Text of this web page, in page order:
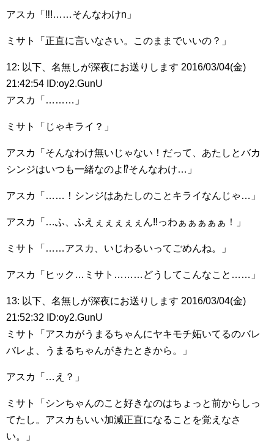
アスカ「‼︎!……そんなわけn」
ミサト「正直に言いなさい。このままでいいの？」
12: 以下、名無しが深夜にお送りします 2016/03/04(金)
21:42:54 ID:oy2.GunU
アスカ「………」
ミサト「じゃキライ？」
アスカ「そんなわけ無いじゃない！だって、あたしとバカ
シンジはいつも一緒なのよ⁉︎そんなわけ…」
アスカ「……！シンジはあたしのことキライなんじゃ…」
アスカ「…ふ、ふえぇぇぇぇぇん‼︎っわぁぁぁぁぁ！」
ミサト「……アスカ、いじわるいってごめんね。」
アスカ「ヒック…ミサト………どうしてこんなこと……」
13: 以下、名無しが深夜にお送りします 2016/03/04(金)
21:52:32 ID:oy2.GunU
ミサト「アスカがうまるちゃんにヤキモチ妬いてるのバレ
バレよ、うまるちゃんがきたときから。」
アスカ「…え？」
ミサト「シンちゃんのこと好きなのはちょっと前からしっ
てたし。アスカもいい加減正直になることを覚えなさ
い。」